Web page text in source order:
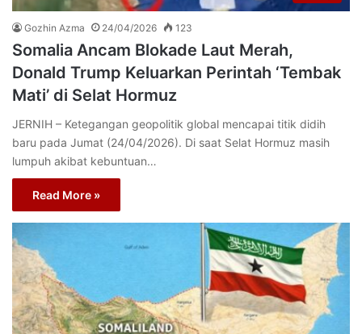
Gozhin Azma 24/04/2026 123
Somalia Ancam Blokade Laut Merah,
Donald Trump Keluarkan Perintah ‘Tembak
Mati’ di Selat Hormuz
JERNIH – Ketegangan geopolitik global mencapai titik didih
baru pada Jumat (24/04/2026). Di saat Selat Hormuz masih
lumpuh akibat kebuntuan…
Read More »